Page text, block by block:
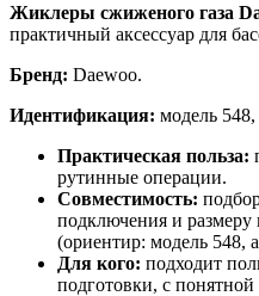
Жиклеры сжиженого газа
практичный аксессуар для
Бренд: Daewoo.
Идентификация: модель
Практическая польза:
рутинные операции.
Совместимость:
подключения и размеру
(ориентир: модель 548,
Для кого: подходит
подготовки, с понятной